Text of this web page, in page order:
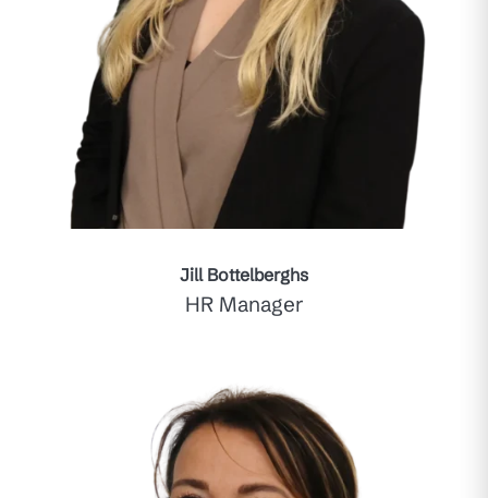
Jill Bottelberghs
HR Manager